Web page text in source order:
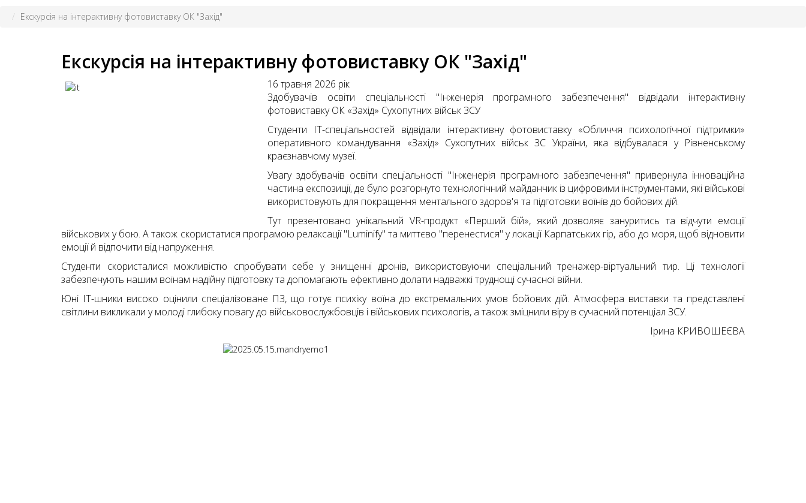
Екскурсія на інтерактивну фотовиставку ОК "Захід"
Екскурсія на інтерактивну фотовиставку ОК "Захід"
16 травня 2026 рік
Здобувачів освіти спеціальності "Інженерія програмного забезпечення" відвідали інтерактивну
фотовиставку ОК «Захід» Сухопутних військ ЗСУ
Студенти ІТ-спеціальностей відвідали інтерактивну фотовиставку «Обличчя психологічної підтримки»
оперативного командування «Захід» Сухопутних військ ЗС України, яка відбувалася у Рівненському
краєзнавчому музеї.
Увагу здобувачів освіти спеціальності "Інженерія програмного забезпечення" привернула інноваційна
частина експозиції, де було розгорнуто технологічний майданчик із цифровими інструментами, які військові
використовують для покращення ментального здоров'я та підготовки воїнів до бойових дій.
Тут презентовано унікальний VR-продукт «Перший бій», який дозволяє зануритись та відчути емоції
військових у бою. А також скористатися програмою релаксації "Luminify" та миттєво "перенестися" у локації Карпатських гір, або до моря, щоб відновити
емоції й відпочити від напруження.
Студенти скористалися можливістю спробувати себе у знищенні дронів, використовуючи спеціальний тренажер-віртуальний тир. Ці технології
забезпечують нашим воїнам надійну підготовку та допомагають ефективно долати надважкі труднощі сучасної війни.
Юні ІТ-шники високо оцінили спеціалізоване ПЗ, що готує психіку воїна до екстремальних умов бойових дій. Атмосфера виставки та представлені
світлини викликали у молоді глибоку повагу до військовослужбовців і військових психологів, а також зміцнили віру в сучасний потенціал ЗСУ.
Ірина КРИВОШЕЄВА